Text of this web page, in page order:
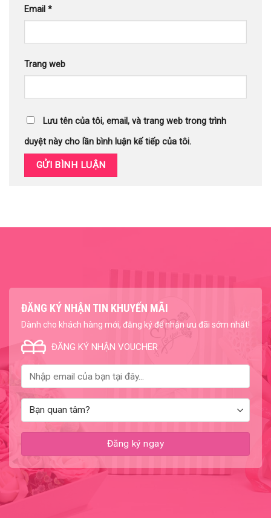
Email *
Trang web
Lưu tên của tôi, email, và trang web trong trình
duyệt này cho lần bình luận kế tiếp của tôi.
ĐĂNG KÝ NHẬN TIN KHUYẾN MÃI
Dành cho khách hàng mới, đăng ký để nhận ưu đãi sớm nhất!
ĐĂNG KÝ NHẬN VOUCHER